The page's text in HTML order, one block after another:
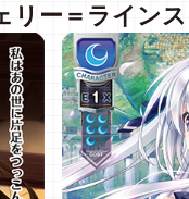
リー＝ライン